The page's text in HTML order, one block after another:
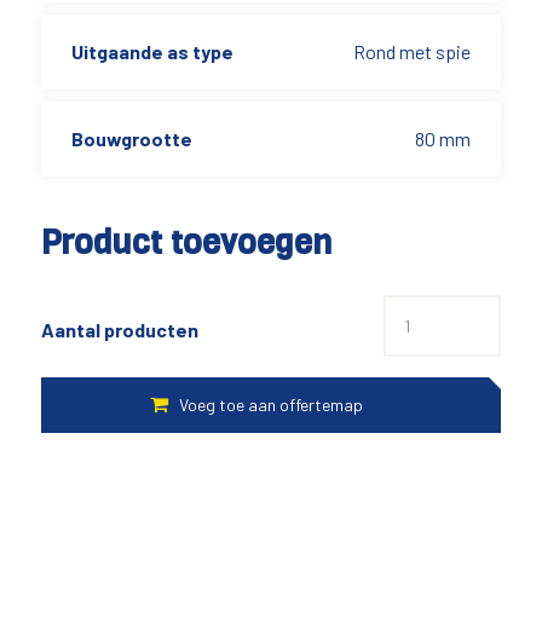
Product toevoegen
Aantal producten
Uitgaande as type Rond met spie
Bouwgrootte 80 mm